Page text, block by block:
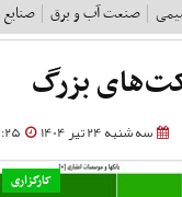
صنعت آب و برق
بزرگ
سه شنبه 24 تیر 1404
کارگزاری